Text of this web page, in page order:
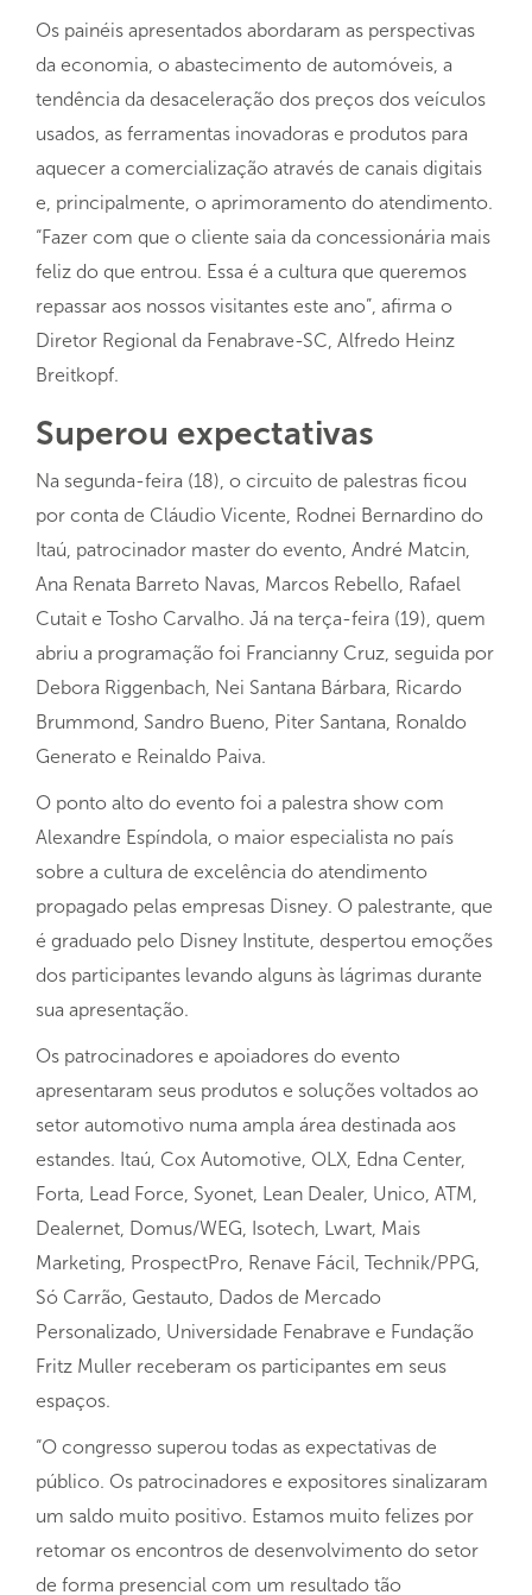
Os painéis apresentados abordaram as perspectivas
da economia, o abastecimento de automóveis, a
tendência da desaceleração dos preços dos veículos
usados, as ferramentas inovadoras e produtos para
aquecer a comercialização através de canais digitais
e, principalmente, o aprimoramento do atendimento.
“Fazer com que o cliente saia da concessionária mais
feliz do que entrou. Essa é a cultura que queremos
repassar aos nossos visitantes este ano”, afirma o
Diretor Regional da Fenabrave-SC, Alfredo Heinz
Breitkopf.
Superou expectativas
Na segunda-feira (18), o circuito de palestras ficou
por conta de Cláudio Vicente, Rodnei Bernardino do
Itaú, patrocinador master do evento, André Matcin,
Ana Renata Barreto Navas, Marcos Rebello, Rafael
Cutait e Tosho Carvalho. Já na terça-feira (19), quem
abriu a programação foi Francianny Cruz, seguida por
Debora Riggenbach, Nei Santana Bárbara, Ricardo
Brummond, Sandro Bueno, Piter Santana, Ronaldo
Generato e Reinaldo Paiva.
O ponto alto do evento foi a palestra show com
Alexandre Espíndola, o maior especialista no país
sobre a cultura de excelência do atendimento
propagado pelas empresas Disney. O palestrante, que
é graduado pelo Disney Institute, despertou emoções
dos participantes levando alguns às lágrimas durante
sua apresentação.
Os patrocinadores e apoiadores do evento
apresentaram seus produtos e soluções voltados ao
setor automotivo numa ampla área destinada aos
estandes. Itaú, Cox Automotive, OLX, Edna Center,
Forta, Lead Force, Syonet, Lean Dealer, Unico, ATM,
Dealernet, Domus/WEG, Isotech, Lwart, Mais
Marketing, ProspectPro, Renave Fácil, Technik/PPG,
Só Carrão, Gestauto, Dados de Mercado
Personalizado, Universidade Fenabrave e Fundação
Fritz Muller receberam os participantes em seus
espaços.
“O congresso superou todas as expectativas de
público. Os patrocinadores e expositores sinalizaram
um saldo muito positivo. Estamos muito felizes por
retomar os encontros de desenvolvimento do setor
de forma presencial com um resultado tão